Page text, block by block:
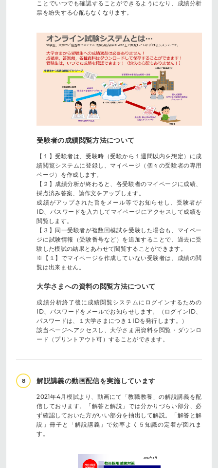
ことでいつでも確認することができるようになり、成績分析
票を紛失する心配もなくなります。
受験者の成績閲覧方法について
【１】受験者は、受験時（受験から１週間以内を想定）に成
績閲覧システムに登録し、マイページ（個々の受験者の専用
ページ）を作成します。
【２】成績分析が終わると、各受験者のマイページに成績、
採点済み答案、論作文をアップします。
成績がアップされた旨をメール等でお知らせし、受験者が
ID、パスワードを入力してマイページにアクセスして成績を
閲覧します。
【３】同一受験者が複数回模試を受験した場合も、マイペー
ジに試験情報（受験番号など）を追加することで、過去に受
験した模試の結果とあわせて閲覧することができます。
※【１】でマイページを作成していない受験者は、成績の閲
覧は出来ません。
大学さまへの資料の閲覧方法について
成績分析終了後に成績閲覧システムにログインするための
ID、パスワードをメールでお知らせします。（ログインID、
パスワードは、１大学さまにつき１IDを発行します。）
該当ページへアクセスし、大学さま用資料を閲覧・ダウンロ
ード（プリントアウト可）することができます。
8 解説講義の動画配信を実施しています
2021年4月模試より、動画にて「教職教養」の解説講義を配
信しております。「解答と解説」では分かりづらい部分、必
ず確認しておいた方がいい部分を抽出して解説。「解答と解
説」冊子と「解説講義」で効率よく５知識の定着が図れま
す。